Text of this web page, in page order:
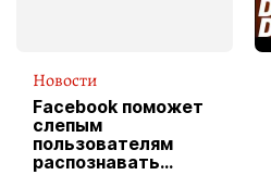
Новости
Facebook поможет
слепым
пользователям
распознавать